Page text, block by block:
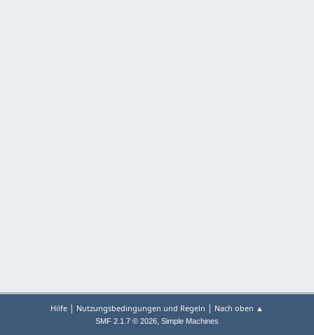
Hilfe | Nutzungsbedingungen und Regeln | Nach oben ▲
SMF 2.1.7 © 2026, Simple Machines